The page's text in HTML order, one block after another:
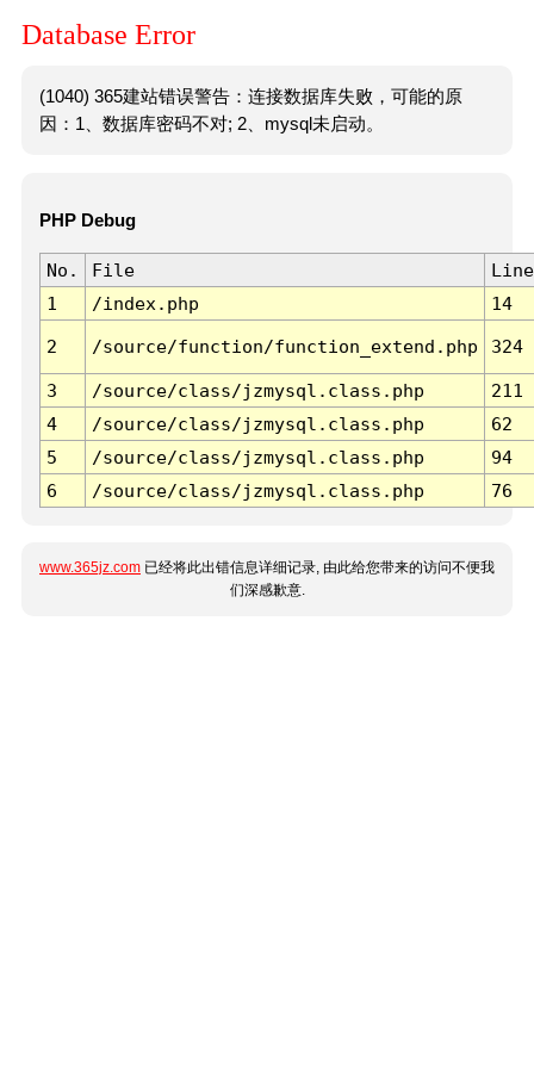
Database Error
(1040) 365建站错误警告：连接数据库失败，可能的原
因：1、数据库密码不对; 2、mysql未启动。
PHP Debug
No. File
Line
1
/index.php 14
2 /source/function/function_extend.php 324
3 /source/class/jzmysql.class.php
211
4
/source/class/jzmysql.class.php
62
5
/source/class/jzmysql.class.php
94
6
/source/class/jzmysql.class.php 76
www.365jz.com 已经将此出错信息详细记录, 由此给您带来的访问不便我
们深感歉意.